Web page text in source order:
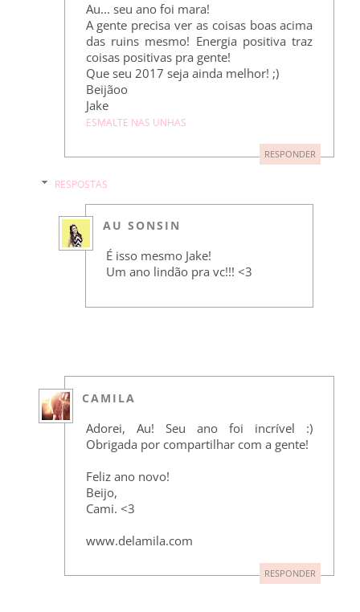
Au... seu ano foi mara!
A gente precisa ver as coisas boas acima
das ruins mesmo! Energia positiva traz
coisas positivas pra gente!
Que seu 2017 seja ainda melhor! ;)
Beijãoo
Jake
ESMALTE NAS UNHAS
RESPONDER
RESPOSTAS
AU SONSIN
É isso mesmo Jake!
Um ano lindão pra vc!!! <3
CAMILA
Adorei, Au! Seu ano foi incrível :)
Obrigada por compartilhar com a gente!
Feliz ano novo!
Beijo,
Cami. <3
www.delamila.com
RESPONDER